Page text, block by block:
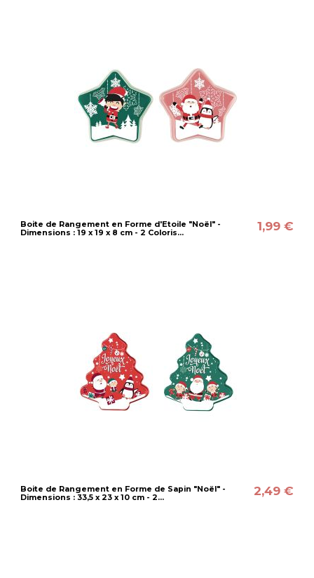
Boite de Rangement en Forme d'Etoile "Noël" -
Dimensions : 19 x 19 x 8 cm - 2 Coloris...
1,99 €
Boite de Rangement en Forme de Sapin "Noël" -
Dimensions : 33,5 x 23 x 10 cm - 2...
2,49 €